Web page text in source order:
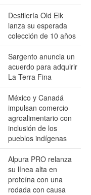
Destilería Old Elk
lanza su esperada
colección de 10 años
Sargento anuncia un
acuerdo para adquirir
La Terra Fina
México y Canadá
impulsan comercio
agroalimentario con
inclusión de los
pueblos indígenas
Alpura PRO relanza
su línea alta en
proteína con una
rodada con causa